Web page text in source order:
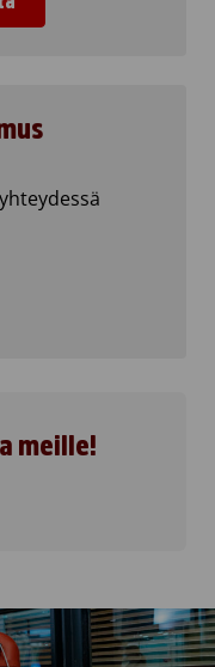
meille!